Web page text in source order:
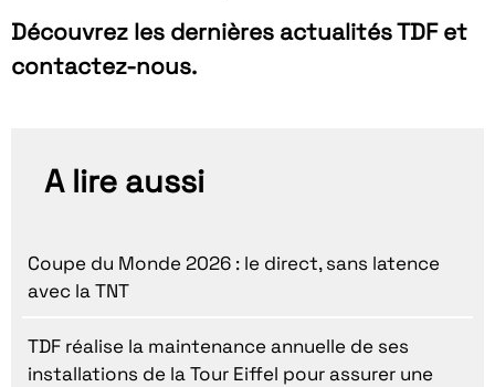
Découvrez les dernières actualités TDF et
contactez-nous.
A lire aussi
Coupe du Monde 2026 : le direct, sans latence
avec la TNT
TDF réalise la maintenance annuelle de ses
installations de la Tour Eiffel pour assurer une